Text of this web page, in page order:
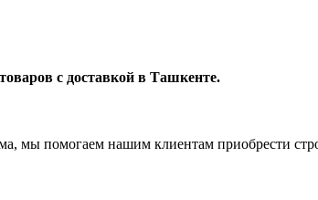
с доставкой в Ташкенте.
мы помогаем нашим клиентам приобрести